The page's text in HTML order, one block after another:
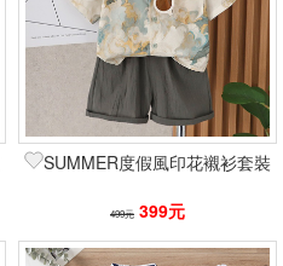
SUMMER度假風印花襯衫套裝
499元 399元